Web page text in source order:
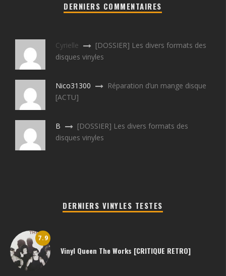
DERNIERS COMMENTAIRES
Cyrielle
[DOSSIER] Les divers formats des
disques vinyles
Nico31300
Réparation d’un mange disque
[ACTU]
B
[DOSSIER] Les divers formats des
disques vinyles
DERNIERS VINYLES TESTES
7.9
Vinyl Queen The Works [CRITIQUE RETRO]